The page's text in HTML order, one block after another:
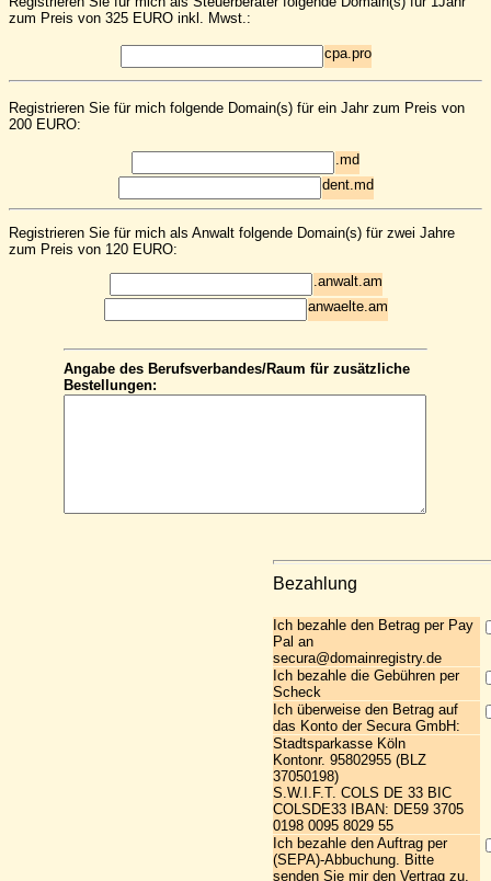
zum Preis von 325 EURO inkl. Mwst.:
cpa.pro
Registrieren Sie für mich folgende Domain(s) für ein Jahr zum Preis von
200 EURO:
.md
dent.md
Registrieren Sie für mich als Anwalt folgende Domain(s) für zwei Jahre
zum Preis von 120 EURO:
.anwalt.am
anwaelte.am
Angabe des Berufsverbandes/Raum für zusätzliche
Bestellungen:
Bezahlung
Ich bezahle den Betrag per Pay
Pal an
secura@domainregistry.de
Ich bezahle die Gebühren per
Scheck
Ich überweise den Betrag auf
das Konto der Secura GmbH:
Stadtsparkasse Köln
Kontonr. 95802955 (BLZ
37050198)
S.W.I.F.T. COLS DE 33 BIC
COLSDE33 IBAN: DE59 3705
0198 0095 8029 55
Ich bezahle den Auftrag per
(SEPA)-Abbuchung. Bitte
senden Sie mir den Vertrag zu,